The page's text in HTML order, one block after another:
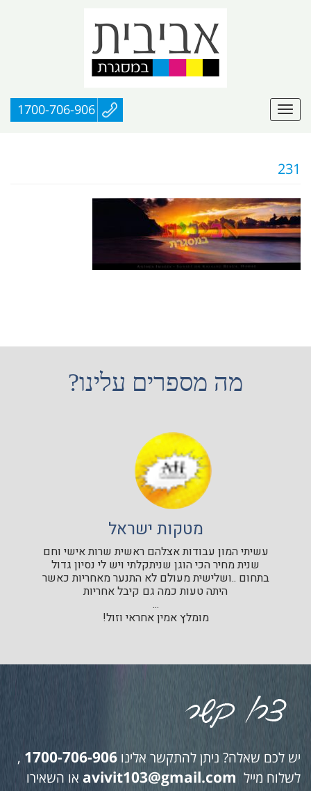
1700-706-906
231
מה מספרים עלינו?
מטקות ישראל
עשיתי המון עבודות אצלהם ראשית שרות אישי וחם
שנית מחיר הכי הוגן שניתקלתי ויש לי נסיון גדול
בתחום ..ושלישית מעולם לא התנער מאחריות כאשר
היתה טעות כמה גם קיבל אחריות
...
מומלץ אמין אחראי וזול!
יש לכם שאלה? ניתן להתקשר אלינו 1700-706-906
,
לשלוח מייל avivit103@gmail.com או השאירו